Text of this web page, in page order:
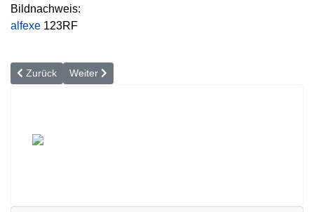
Bildnachweis:
alfexe 123RF
Vorheriger Beitrag: Liposuktion (Fettabsaugung) als
Zurück Nächster Beitrag: Liposuktion bei Lipödem
Weiter